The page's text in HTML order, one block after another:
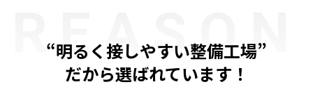
“明るく接しやすい整備工場”
だから選ばれています！
REASON